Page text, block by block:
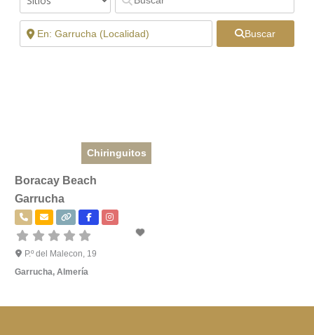
Buscar
Chiringuitos
Boracay Beach
Garrucha
P.º del Malecon, 19
Garrucha, Almería